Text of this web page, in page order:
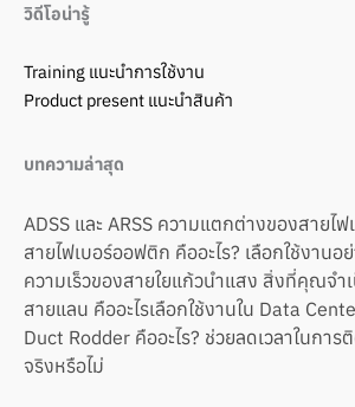
วิดีโอน่ารู้
Training แนะนำการใช้งาน
Product present แนะนำสินค้า
บทความล่าสุด
ADSS และ ARSS ความแตกต่างของสายไ
สายไฟเบอร์ออฟติก คืออะไร? เลือกใช้งานอ
ความเร็วของสายใยแก้วนำแสง สิ่งที่คุณจำ
สายแลน คืออะไรเลือกใช้งานใน Data
Duct Rodder คืออะไร? ช่วยลดเวลาในการ
จริงหรือไม่